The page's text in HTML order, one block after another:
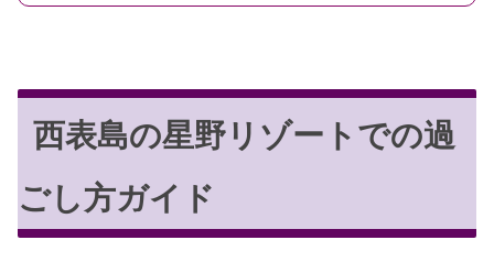
西表島の星野リゾートでの過
ごし方ガイド